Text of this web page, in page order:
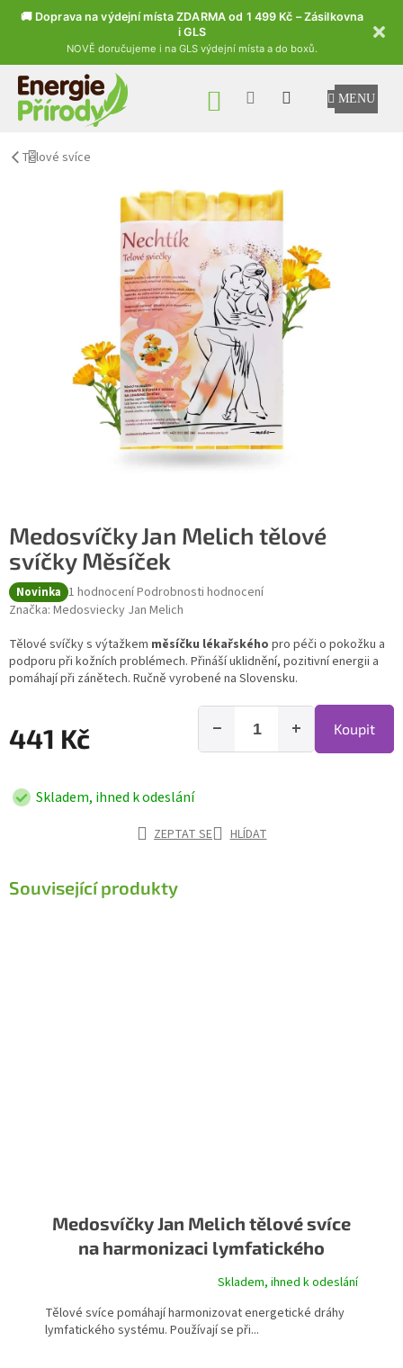
🚚 Doprava na výdejní místa ZDARMA od 1 499 Kč – Zásilkovna
i GLS
NOVĚ doručujeme i na GLS výdejní místa a do boxů.
Přejít na obsah
NÁKUPNÍ KOŠÍK
Tělové svíce
Medosvíčky Jan Melich tělové
svíčky Měsíček
Novinka Průměrné hodnocení produktu je 5,0 z 5 hvězdiček.
1 hodnoceníPodrobnosti hodnocení
Značka: Medosviecky Jan Melich
Tělové svíčky s výtažkem měsíčku lékařského pro péči o pokožku a
podporu při kožních problémech. Přináší uklidnění, pozitivní energii a
pomáhají při zánětech. Ručně vyrobené na Slovensku.
441 Kč +
− Koupit
Skladem, ihned k odeslání
ZEPTAT SE HLÍDAT
Související produkty
Medosvíčky Jan Melich tělové svíce
na harmonizaci lymfatického
Skladem, ihned k odeslání
Tělové svíce pomáhají harmonizovat energetické dráhy
lymfatického systému. Používají se při...